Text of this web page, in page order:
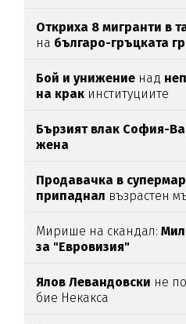
Откриха 8 мигранти в
на българо-гръцката
Бой и унижение над
на крак институциите
Бързият влак София-
жена
Продавачка в
припаднал възрастен
Мирише на скандал:
за "Евровизия"
Ялов Левандовски не
бие Некакса